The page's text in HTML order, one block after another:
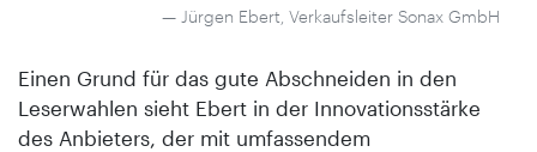
Jürgen Ebert, Verkaufsleiter Sonax GmbH
Einen Grund für das gute Abschneiden in den
Leserwahlen sieht Ebert in der Innovationsstärke
des Anbieters, der mit umfassendem